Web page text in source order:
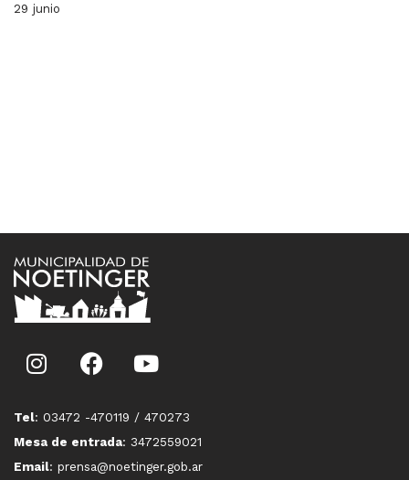
29 junio
Tel: 03472 -470119 / 470273
Mesa de entrada: 3472559021
Email: prensa@noetinger.gob.ar